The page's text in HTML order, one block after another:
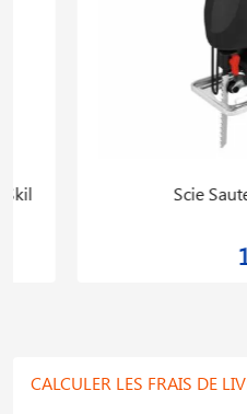
Scie Sauteuse
CALCULER LES FRAIS DE